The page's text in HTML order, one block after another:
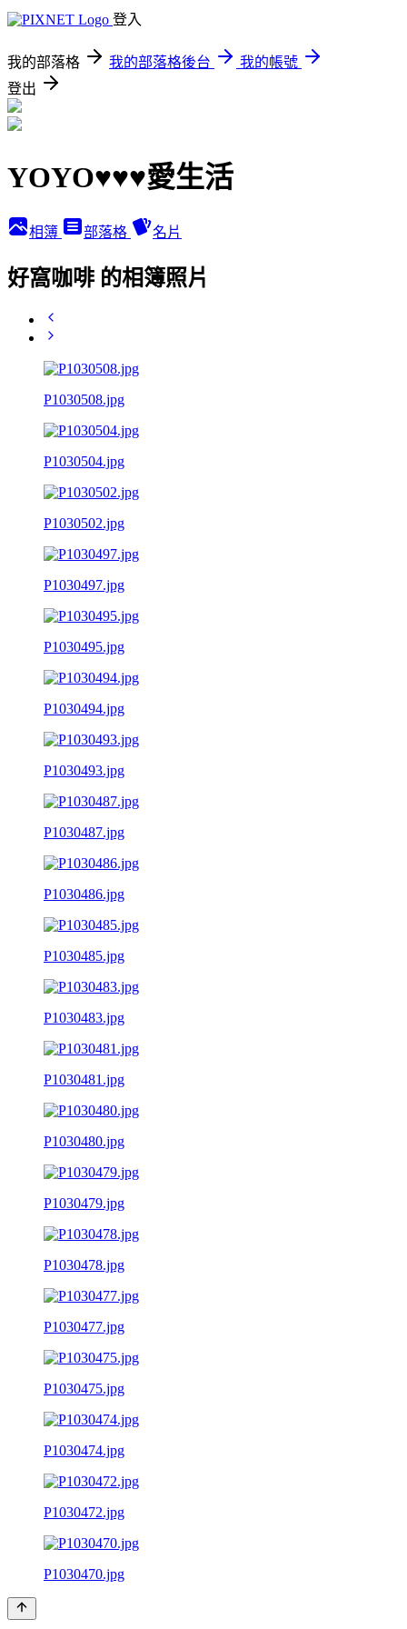
登入
我的部落格 我的部落格後台
我的帳號
登出
YOYO♥♥♥愛生活
相簿 部落格 名片
好窩咖啡 的相簿照片
P1030508.jpg
P1030504.jpg
P1030502.jpg
P1030497.jpg
P1030495.jpg
P1030494.jpg
P1030493.jpg
P1030487.jpg
P1030486.jpg
P1030485.jpg
P1030483.jpg
P1030481.jpg
P1030480.jpg
P1030479.jpg
P1030478.jpg
P1030477.jpg
P1030475.jpg
P1030474.jpg
P1030472.jpg
P1030470.jpg